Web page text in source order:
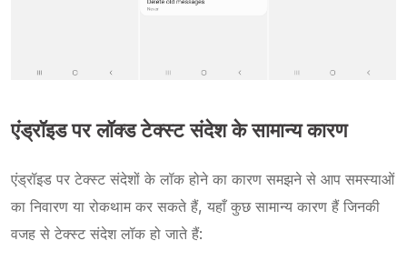
एंड्रॉइड पर लॉक्ड टेक्स्ट संदेश के सामान्य कारण
एंड्रॉइड पर टेक्स्ट संदेशों के लॉक होने का कारण समझने से आप समस्याओं
का निवारण या रोकथाम कर सकते हैं, यहाँ कुछ सामान्य कारण हैं जिनकी
वजह से टेक्स्ट संदेश लॉक हो जाते हैं: